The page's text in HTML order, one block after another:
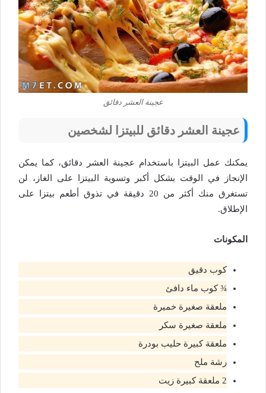
عجينة العشر دقائق
عجينة العشر دقائق للبيتزا لشخصين
يمكنك عمل البيتزا باستخدام عجينة العشر دقائق، كما يمكن
الإنجاز في الوقت بشكل أكبر وتسوية البيتزا على الغاز، لن
تستغرق منك أكثر من 20 دقيقة في تذوق أطعم بيتزا على
الإطلاق.
المكونات
كوب دقيق
¾ كوب ماء دافئ
ملعقة صغيرة خميرة
ملعقة صغيرة سكر
ملعقة كبيرة حليب بودرة
رشة ملح
2 ملعقة كبيرة زيت